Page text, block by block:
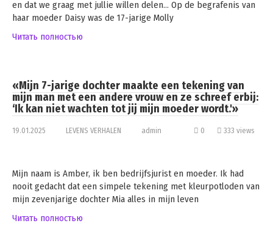
en dat we graag met jullie willen delen… Op de begrafenis van
haar moeder Daisy was de 17-jarige Molly
Читать полностью
«Mijn 7-jarige dochter maakte een tekening van
mijn man met een andere vrouw en ze schreef erbij:
‘Ik kan niet wachten tot jij mijn moeder wordt.'»
19.01.2025 LEVENS VERHALEN admin 0 333 views
Mijn naam is Amber, ik ben bedrijfsjurist en moeder. Ik had
nooit gedacht dat een simpele tekening met kleurpotloden van
mijn zevenjarige dochter Mia alles in mijn leven
Читать полностью